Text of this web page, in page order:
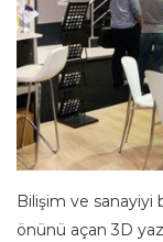
Bilişim ve sanayiyi
önünü açan 3D